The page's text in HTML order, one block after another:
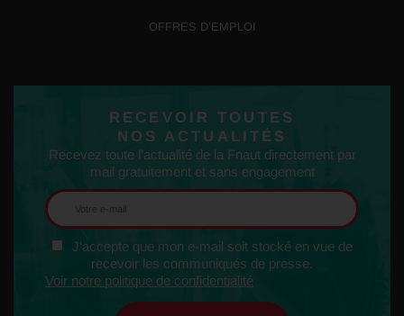
OFFRES D’EMPLOI
RECEVOIR TOUTES
NOS ACTUALITÉS
Recevez toute l'actualité de la Fnaut directement par
mail gratuitement et sans engagement
J'accepte que mon e-mail soit stocké en vue de
recevoir les communiqués de presse.
Voir notre politique de confidentialité